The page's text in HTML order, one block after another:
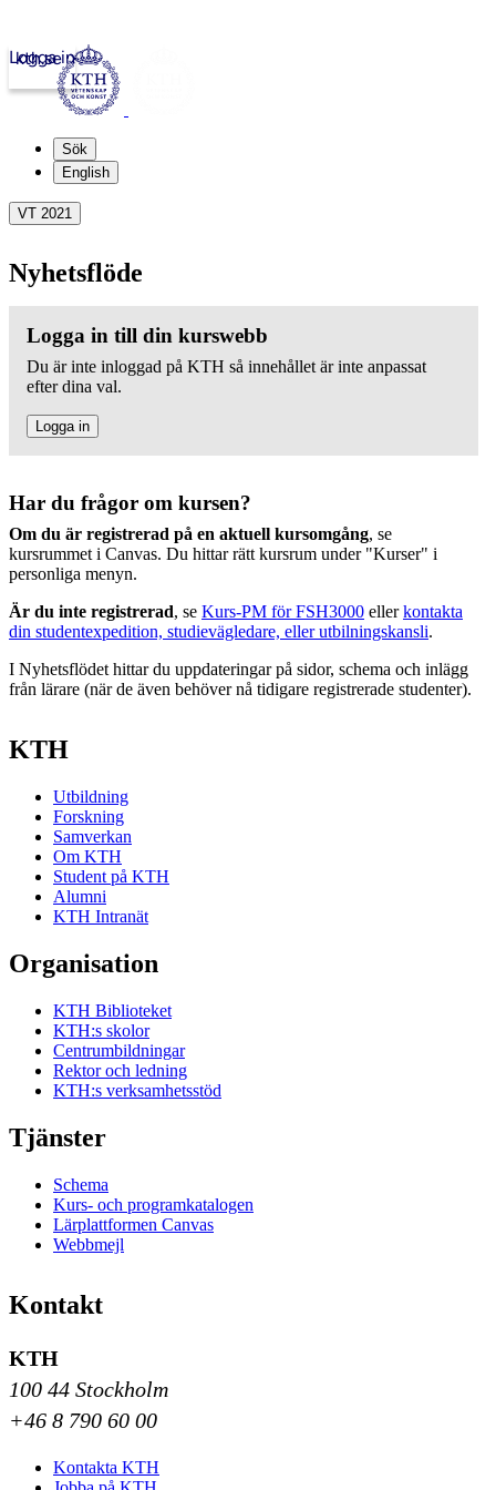
kth.se
Logga in
Sök
English
VT 2021
Nyhetsflöde
Logga in till din kurswebb
Du är inte inloggad på KTH så innehållet är inte anpassat
efter dina val.
Logga in
Har du frågor om kursen?
Om du är registrerad på en aktuell kursomgång, se
kursrummet i Canvas. Du hittar rätt kursrum under "Kurser" i
personliga menyn.
Är du inte registrerad, se Kurs-PM för FSH3000 ellerkontakta
din studentexpedition, studievägledare, eller utbilningskansli.
I Nyhetsflödet hittar du uppdateringar på sidor, schema och inlägg
från lärare (när de även behöver nå tidigare registrerade studenter).
KTH
Utbildning
Forskning
Samverkan
Om KTH
Student på KTH
Alumni
KTH Intranät
Organisation
KTH Biblioteket
KTH:s skolor
Centrumbildningar
Rektor och ledning
KTH:s verksamhetsstöd
Tjänster
Schema
Kurs- och programkatalogen
Lärplattformen Canvas
Webbmejl
Kontakt
KTH
100 44 Stockholm
+46 8 790 60 00
Kontakta KTH